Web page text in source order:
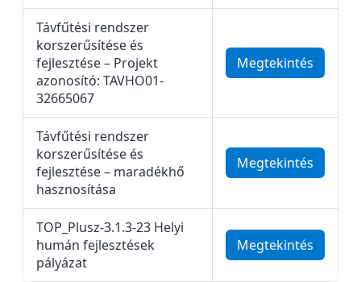
Távfűtési rendszer
korszerűsítése és
fejlesztése – Projekt
azonosító: TAVHO01-
32665067
Megtekintés
Távfűtési rendszer
korszerűsítése és
fejlesztése – maradékhő
hasznosítása
Megtekintés
TOP_Plusz-3.1.3-23 Helyi
humán fejlesztések
pályázat
Megtekintés